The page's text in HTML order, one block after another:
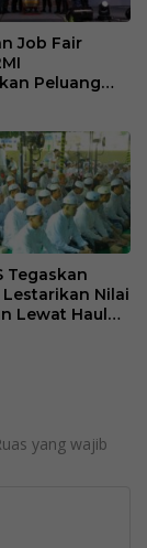
Job Fair
Peluang
Tegaskan
Nilai
Lewat Haul
yang wajib